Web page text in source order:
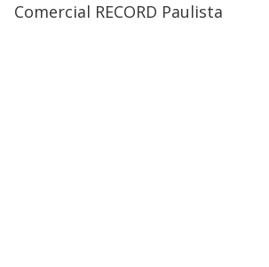
Comercial RECORD Paulista